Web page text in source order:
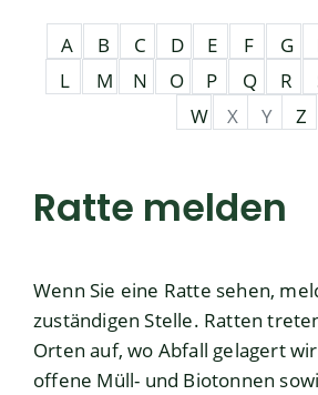
A B C D E F G
L
M N O P Q R
W
X Y Z
Ratte melden
Wenn Sie eine Ratte sehen,
zuständigen Stelle. Ratten
Orten auf, wo Abfall gelagert
offene Müll- und Biotonnen